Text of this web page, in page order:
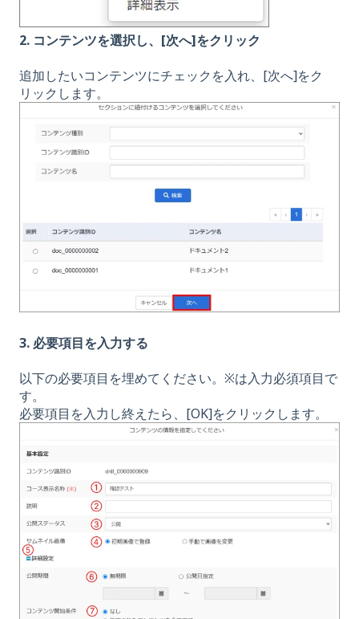
2. コンテンツを選択し、[次へ]をクリック
追加したいコンテンツにチェックを入れ、[次へ]をク
リックします。
3. 必要項目を入力する
以下の必要項目を埋めてください。※は入力必須項目で
す。
必要項目を入力し終えたら、[OK]をクリックします。